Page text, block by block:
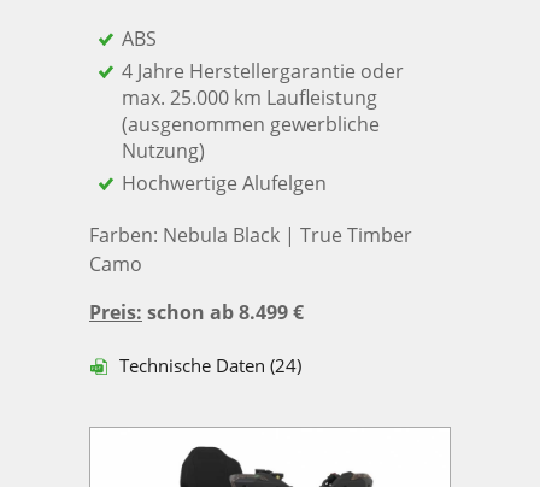
ABS
4 Jahre Herstellergarantie oder
max. 25.000 km Laufleistung
(ausgenommen gewerbliche
Nutzung)
Hochwertige Alufelgen
Farben: Nebula Black | True Timber
Camo
Preis: schon ab 8.499 €
Technische Daten (24)